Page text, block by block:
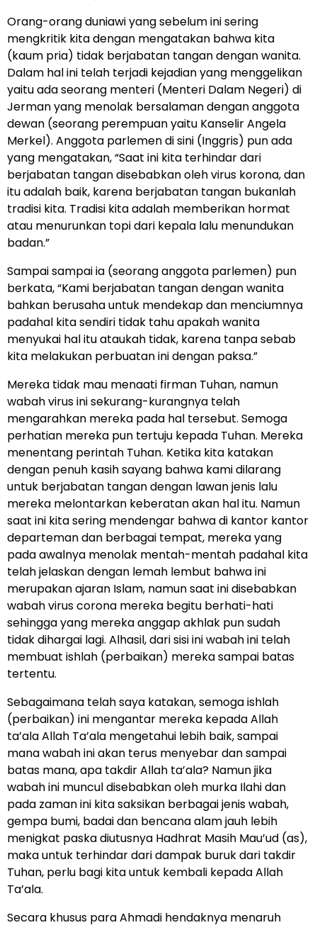
Orang-orang duniawi yang sebelum ini sering
mengkritik kita dengan mengatakan bahwa kita
(kaum pria) tidak berjabatan tangan dengan wanita.
Dalam hal ini telah terjadi kejadian yang menggelikan
yaitu ada seorang menteri (Menteri Dalam Negeri) di
Jerman yang menolak bersalaman dengan anggota
dewan (seorang perempuan yaitu Kanselir Angela
Merkel). Anggota parlemen di sini (Inggris) pun ada
yang mengatakan, “Saat ini kita terhindar dari
berjabatan tangan disebabkan oleh virus korona, dan
itu adalah baik, karena berjabatan tangan bukanlah
tradisi kita. Tradisi kita adalah memberikan hormat
atau menurunkan topi dari kepala lalu menundukan
badan.”
Sampai sampai ia (seorang anggota parlemen) pun
berkata, “Kami berjabatan tangan dengan wanita
bahkan berusaha untuk mendekap dan menciumnya
padahal kita sendiri tidak tahu apakah wanita
menyukai hal itu ataukah tidak, karena tanpa sebab
kita melakukan perbuatan ini dengan paksa.”
Mereka tidak mau menaati firman Tuhan, namun
wabah virus ini sekurang-kurangnya telah
mengarahkan mereka pada hal tersebut. Semoga
perhatian mereka pun tertuju kepada Tuhan. Mereka
menentang perintah Tuhan. Ketika kita katakan
dengan penuh kasih sayang bahwa kami dilarang
untuk berjabatan tangan dengan lawan jenis lalu
mereka melontarkan keberatan akan hal itu. Namun
saat ini kita sering mendengar bahwa di kantor kantor
departeman dan berbagai tempat, mereka yang
pada awalnya menolak mentah-mentah padahal kita
telah jelaskan dengan lemah lembut bahwa ini
merupakan ajaran Islam, namun saat ini disebabkan
wabah virus corona mereka begitu berhati-hati
sehingga yang mereka anggap akhlak pun sudah
tidak dihargai lagi. Alhasil, dari sisi ini wabah ini telah
membuat ishlah (perbaikan) mereka sampai batas
tertentu.
Sebagaimana telah saya katakan, semoga ishlah
(perbaikan) ini mengantar mereka kepada Allah
ta’ala Allah Ta’ala mengetahui lebih baik, sampai
mana wabah ini akan terus menyebar dan sampai
batas mana, apa takdir Allah ta’ala? Namun jika
wabah ini muncul disebabkan oleh murka Ilahi dan
pada zaman ini kita saksikan berbagai jenis wabah,
gempa bumi, badai dan bencana alam jauh lebih
menigkat paska diutusnya Hadhrat Masih Mau’ud (as),
maka untuk terhindar dari dampak buruk dari takdir
Tuhan, perlu bagi kita untuk kembali kepada Allah
Ta’ala.
Secara khusus para Ahmadi hendaknya menaruh